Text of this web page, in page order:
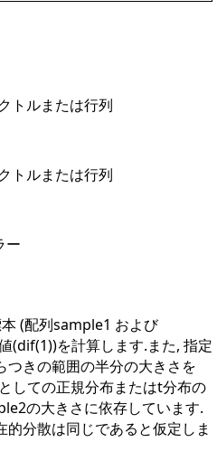
トルまたは行列
トルまたは行列
ー
(配列sample1 および
(dif(1))を計算します.また, 指定
きの範囲の半分の大きさを
しての正規分布またはt分布の
の大きさに依存しています.
分散は同じであると仮定しま